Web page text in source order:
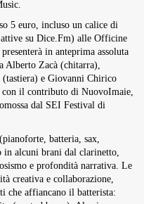
5 euro, incluso un calice di
su Dice.Fm) alle Officine
in anteprima assoluta
Alberto Zacà (chitarra),
e Giovanni Chirico
con il contributo di NuovoImaie,
dal SEI Festival di
batteria, sax,
in alcuni brani dal clarinetto,
e profondità narrativa. Le
creativa e collaborazione,
che affiancano il batterista: